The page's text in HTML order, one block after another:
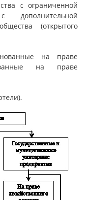
с ограниченной
дополнительной
(открытого
на праве
на праве